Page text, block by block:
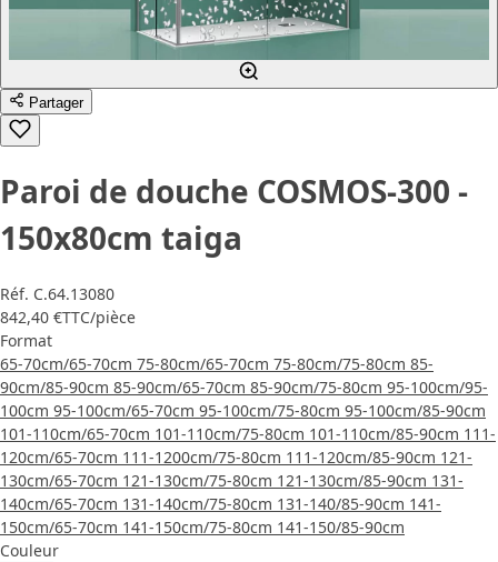
Partager
Paroi de douche COSMOS-300 -
150x80cm taiga
Réf. C.64.13080
842,40 €TTC/pièce
Format
65-70cm/65-70cm 75-80cm/65-70cm 75-80cm/75-80cm 85-
90cm/85-90cm 85-90cm/65-70cm 85-90cm/75-80cm 95-100cm/95-
100cm 95-100cm/65-70cm 95-100cm/75-80cm 95-100cm/85-90cm
101-110cm/65-70cm 101-110cm/75-80cm 101-110cm/85-90cm 111-
120cm/65-70cm 111-1200cm/75-80cm 111-120cm/85-90cm 121-
130cm/65-70cm 121-130cm/75-80cm 121-130cm/85-90cm 131-
140cm/65-70cm 131-140cm/75-80cm 131-140/85-90cm 141-
150cm/65-70cm 141-150cm/75-80cm 141-150/85-90cm
Couleur